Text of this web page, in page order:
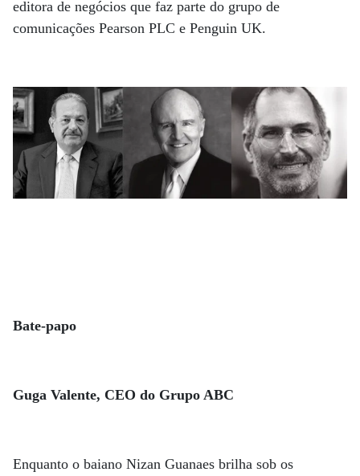
editora de negócios que faz parte do grupo de
comunicações Pearson PLC e Penguin UK.
Bate-papo
Guga Valente, CEO do Grupo ABC
Enquanto o baiano Nizan Guanaes brilha sob os